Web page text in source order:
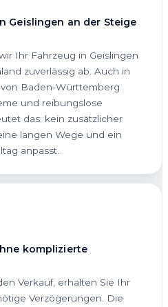
Geislingen an der Steige
Ihr Fahrzeug in Geislingen
zuverlässig ab. Auch in
Baden-Württemberg
und reibungslose
das: kein zusätzlicher
langen Wege und ein
anpasst.
komplizierte
Verkauf, erhalten Sie Ihr
Verzögerungen. Die